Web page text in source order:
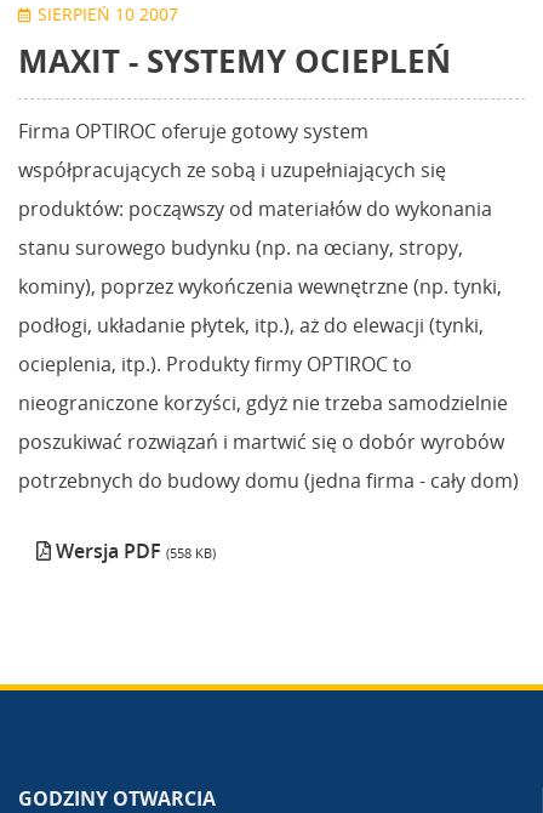
SIERPIEŃ 10 2007
MAXIT - SYSTEMY OCIEPLEŃ
Firma OPTIROC oferuje gotowy system
współpracujących ze sobą i uzupełniających się
produktów: począwszy od materiałów do wykonania
stanu surowego budynku (np. na œciany, stropy,
kominy), poprzez wykończenia wewnętrzne (np. tynki,
podłogi, układanie płytek, itp.), aż do elewacji (tynki,
ocieplenia, itp.). Produkty firmy OPTIROC to
nieograniczone korzyści, gdyż nie trzeba samodzielnie
poszukiwać rozwiązań i martwić się o dobór wyrobów
potrzebnych do budowy domu (jedna firma - cały dom)
Wersja PDF (558 KB)
GODZINY OTWARCIA